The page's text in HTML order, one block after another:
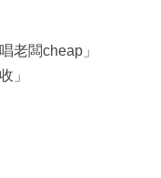
老闆cheap」
」